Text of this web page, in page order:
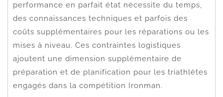
performance en parfait état nécessite du temps,
des connaissances techniques et parfois des
coûts supplémentaires pour les réparations ou les
mises à niveau. Ces contraintes logistiques
ajoutent une dimension supplémentaire de
préparation et de planification pour les triathlètes
engagés dans la compétition Ironman.